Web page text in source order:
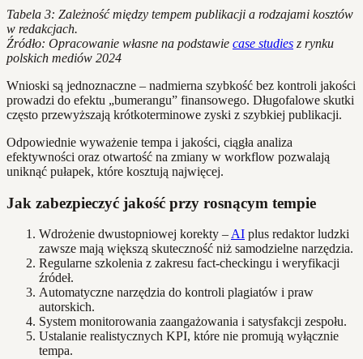
Tabela 3: Zależność między tempem publikacji a rodzajami kosztów
w redakcjach.
Źródło: Opracowanie własne na podstawie case studies z rynku
polskich mediów 2024
Wnioski są jednoznaczne – nadmierna szybkość bez kontroli jakości
prowadzi do efektu „bumerangu” finansowego. Długofalowe skutki
często przewyższają krótkoterminowe zyski z szybkiej publikacji.
Odpowiednie wyważenie tempa i jakości, ciągła analiza
efektywności oraz otwartość na zmiany w workflow pozwalają
uniknąć pułapek, które kosztują najwięcej.
Jak zabezpieczyć jakość przy rosnącym tempie
Wdrożenie dwustopniowej korekty –AI plus redaktor ludzki
zawsze mają większą skuteczność niż samodzielne narzędzia.
Regularne szkolenia z zakresu fact-checkingu i weryfikacji
źródeł.
Automatyczne narzędzia do kontroli plagiatów i praw
autorskich.
System monitorowania zaangażowania i satysfakcji zespołu.
Ustalanie realistycznych KPI, które nie promują wyłącznie
tempa.